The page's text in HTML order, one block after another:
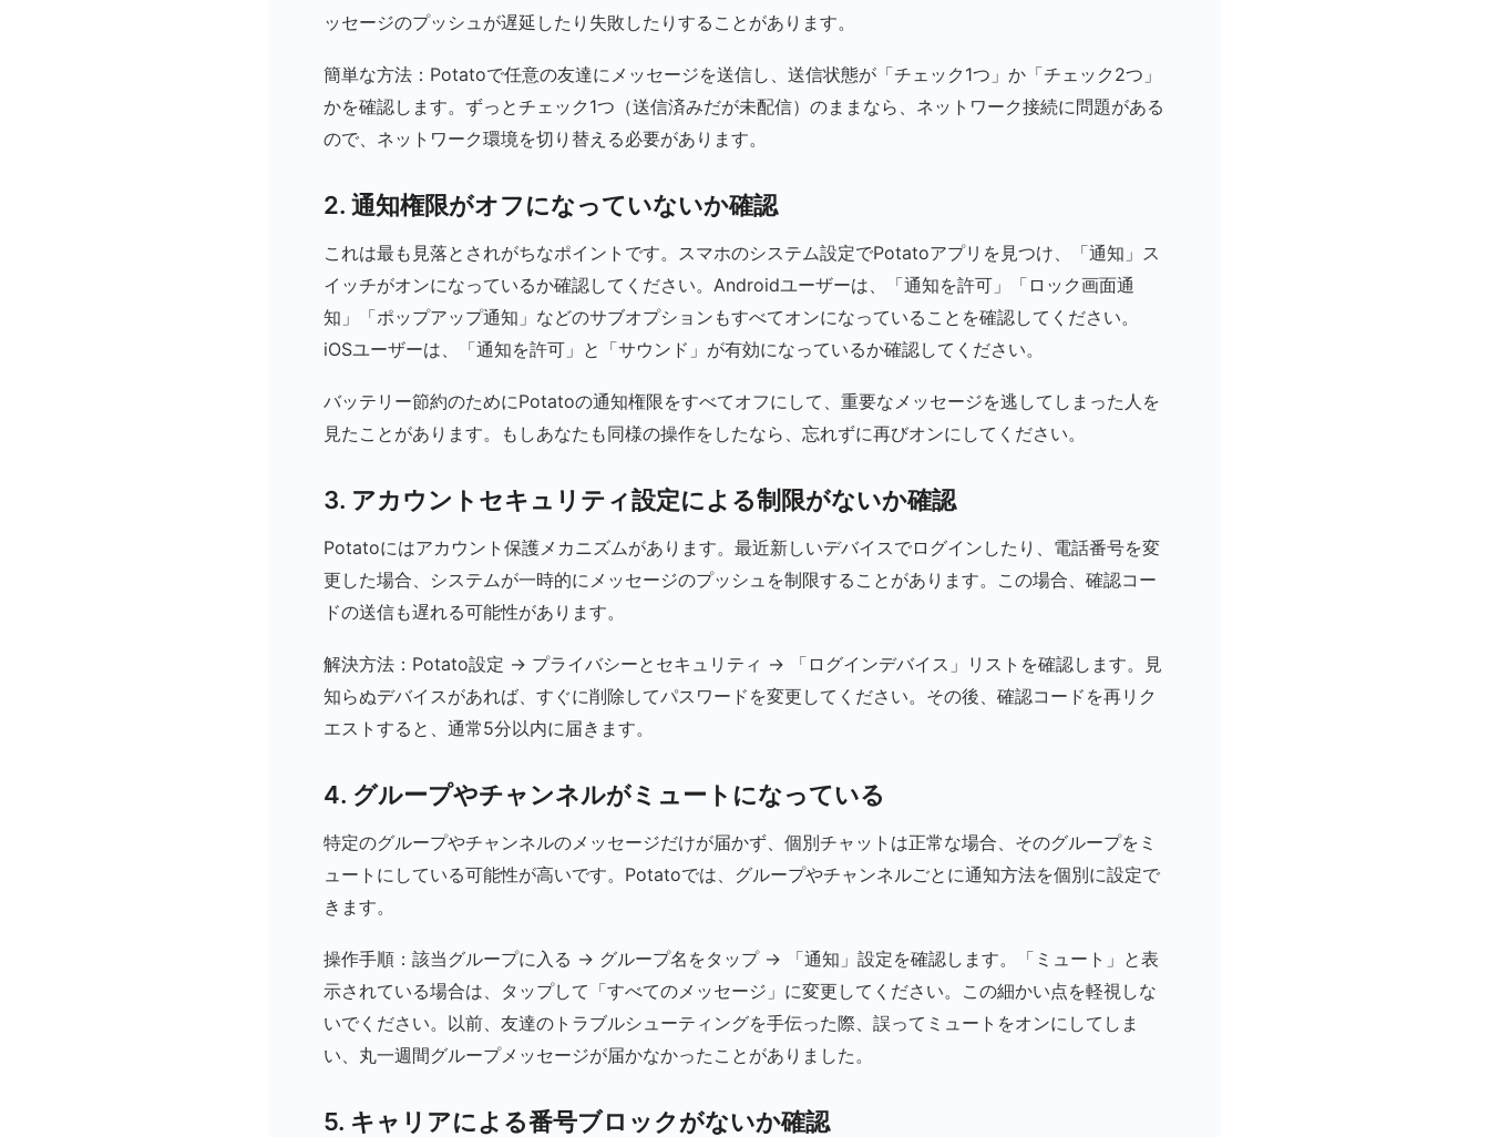
ッセージのプッシュが遅延したり失敗したりすることがあります。
簡単な方法：Potatoで任意の友達にメッセージを送信し、送信状態が「チェック1つ」か「チェック2つ」
かを確認します。ずっとチェック1つ（送信済みだが未配信）のままなら、ネットワーク接続に問題がある
ので、ネットワーク環境を切り替える必要があります。
2. 通知権限がオフになっていないか確認
これは最も見落とされがちなポイントです。スマホのシステム設定でPotatoアプリを見つけ、「通知」ス
イッチがオンになっているか確認してください。Androidユーザーは、「通知を許可」「ロック画面通
知」「ポップアップ通知」などのサブオプションもすべてオンになっていることを確認してください。
iOSユーザーは、「通知を許可」と「サウンド」が有効になっているか確認してください。
バッテリー節約のためにPotatoの通知権限をすべてオフにして、重要なメッセージを逃してしまった人を
見たことがあります。もしあなたも同様の操作をしたなら、忘れずに再びオンにしてください。
3. アカウントセキュリティ設定による制限がないか確認
Potatoにはアカウント保護メカニズムがあります。最近新しいデバイスでログインしたり、電話番号を変
更した場合、システムが一時的にメッセージのプッシュを制限することがあります。この場合、確認コー
ドの送信も遅れる可能性があります。
解決方法：Potato設定 → プライバシーとセキュリティ → 「ログインデバイス」リストを確認します。見
知らぬデバイスがあれば、すぐに削除してパスワードを変更してください。その後、確認コードを再リク
エストすると、通常5分以内に届きます。
4. グループやチャンネルがミュートになっている
特定のグループやチャンネルのメッセージだけが届かず、個別チャットは正常な場合、そのグループをミ
ュートにしている可能性が高いです。Potatoでは、グループやチャンネルごとに通知方法を個別に設定で
きます。
操作手順：該当グループに入る → グループ名をタップ → 「通知」設定を確認します。「ミュート」と表
示されている場合は、タップして「すべてのメッセージ」に変更してください。この細かい点を軽視しな
いでください。以前、友達のトラブルシューティングを手伝った際、誤ってミュートをオンにしてしま
い、丸一週間グループメッセージが届かなかったことがありました。
5. キャリアによる番号ブロックがないか確認